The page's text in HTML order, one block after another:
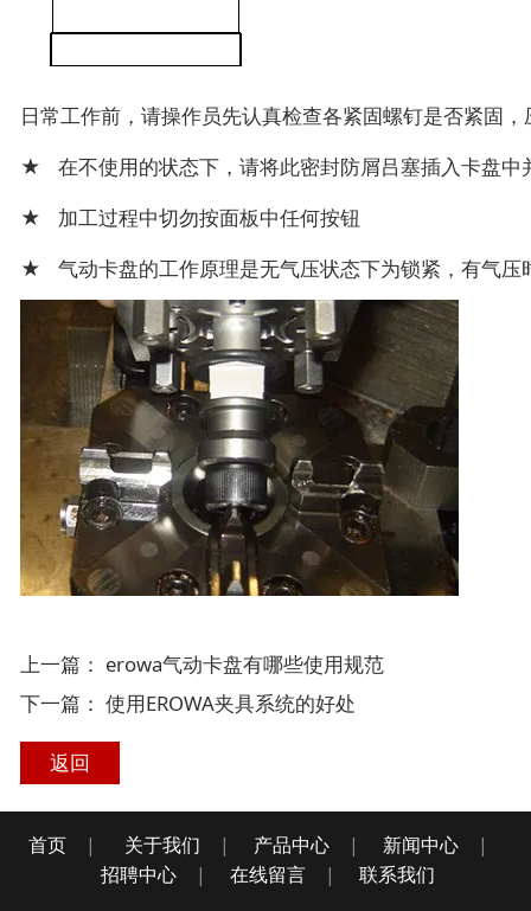
日常工作前，请操作员先认真检查各紧固螺钉是否紧固
★
在不使用的状态下，请将此密封防屑吕塞插入卡盘
★
加工过程中切勿按面板中任何按钮
★
气动卡盘的工作原理是无气压状态下为锁紧，有气压
上一篇： erowa气动卡盘有哪些使用规范
下一篇： 使用EROWA夹具系统的好处
返回
首页 | 关于我们 | 产品中心 | 新闻中心 |
招聘中心 | 在线留言 | 联系我们